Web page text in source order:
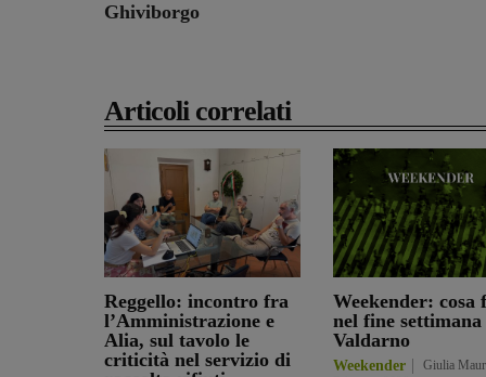
Ghiviborgo
Articoli correlati
Reggello: incontro fra
l’Amministrazione e
Alia, sul tavolo le
criticità nel servizio di
Weekender: cosa
nel fine
Valdarno
Weekender
Giulia